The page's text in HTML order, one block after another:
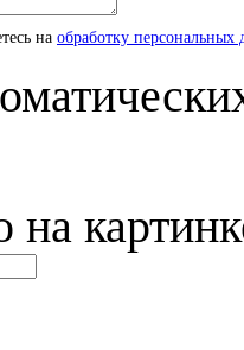
на обработку персональных
на